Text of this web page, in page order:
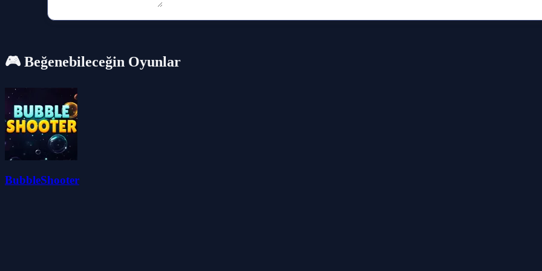
🎮 Beğenebileceğin Oyunlar
BubbleShooter